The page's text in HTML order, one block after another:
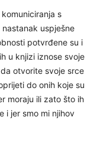
s
uspješne
potvrđene su i
u knjizi iznose svoje
otvorite svoje srce
do onih koje su
moraju ili zato što ih
i jer smo mi njihov